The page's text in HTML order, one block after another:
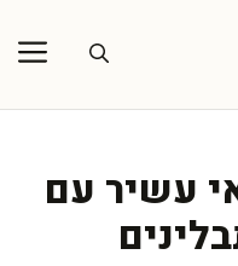
עשיר עם